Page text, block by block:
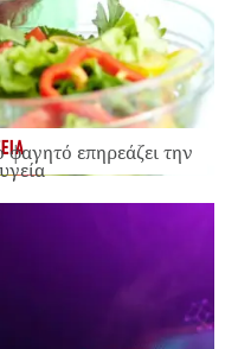
επηρεάζει την